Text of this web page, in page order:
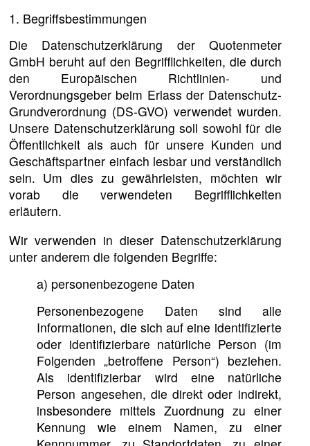
1. Begriffsbestimmungen
Die Datenschutzerklärung der Quotenmeter
GmbH beruht auf den Begrifflichkeiten, die durch
den Europäischen Richtlinien- und
Verordnungsgeber beim Erlass der Datenschutz-
Grundverordnung (DS-GVO) verwendet wurden.
Unsere Datenschutzerklärung soll sowohl für die
Öffentlichkeit als auch für unsere Kunden und
Geschäftspartner einfach lesbar und verständlich
sein. Um dies zu gewährleisten, möchten wir
vorab die verwendeten Begrifflichkeiten
erläutern.
Wir verwenden in dieser Datenschutzerklärung
unter anderem die folgenden Begriffe:
a) personenbezogene Daten
Personenbezogene Daten sind alle
Informationen, die sich auf eine identifizierte
oder identifizierbare natürliche Person (im
Folgenden „betroffene Person“) beziehen.
Als identifizierbar wird eine natürliche
Person angesehen, die direkt oder indirekt,
insbesondere mittels Zuordnung zu einer
Kennung wie einem Namen, zu einer